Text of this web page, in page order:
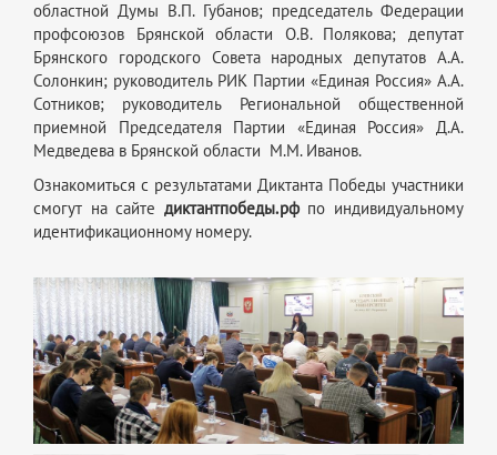
областной Думы В.П. Губанов; председатель Федерации
профсоюзов Брянской области О.В. Полякова; депутат
Брянского городского Совета народных депутатов А.А.
Солонкин; руководитель РИК Партии «Единая Россия» А.А.
Сотников; руководитель Региональной общественной
приемной Председателя Партии «Единая Россия» Д.А.
Медведева в Брянской области М.М. Иванов.
Ознакомиться с результатами Диктанта Победы участники
смогут на сайте диктантпобеды.рфпо индивидуальному
идентификационному номеру.